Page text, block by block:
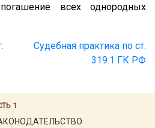
1
всех однородных
Судебная практика по ст.
319.1 ГК РФ